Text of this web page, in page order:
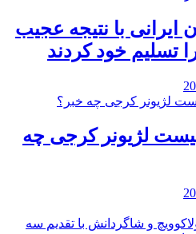
ایرانی با نتیجه عجیب
تسلیم خود کردند
لژیونر کرجی چه